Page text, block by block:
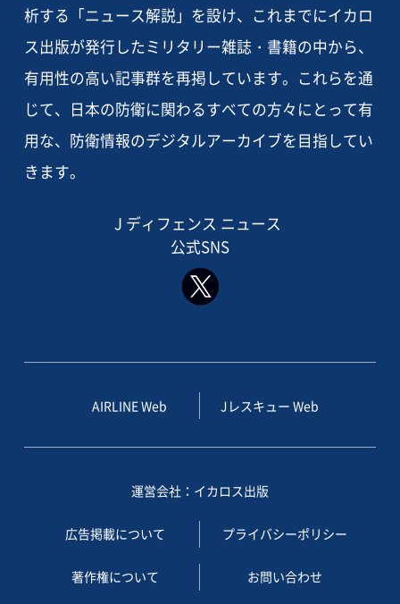
析する「ニュース解説」を設け、これまでにイカロ
ス出版が発行したミリタリー雑誌・書籍の中から、
有用性の高い記事群を再掲しています。これらを通
じて、日本の防衛に関わるすべての方々にとって有
用な、防衛情報のデジタルアーカイブを目指してい
きます。
J ディフェンス ニュース
公式SNS
AIRLINE Web Jレスキュー Web
運営会社：イカロス出版
広告掲載について プライバシーポリシー
著作権について お問い合わせ